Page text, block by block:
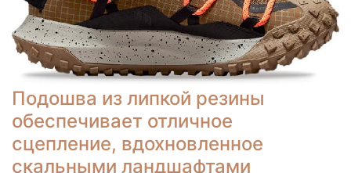
Подошва из липкой резины
обеспечивает отличное
сцепление, вдохновленное
скальными ландшафтами